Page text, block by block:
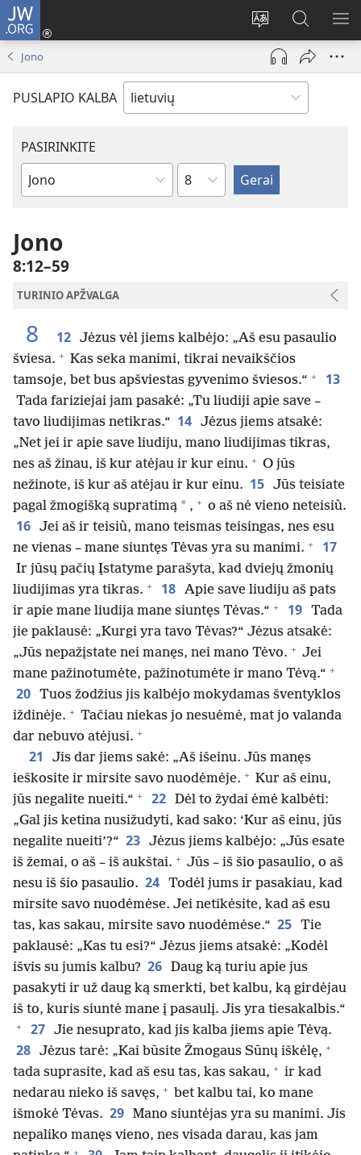
JW.ORG
Pakeisti
svetainės
kalbą
Prisijungti
(atsiveria
naujas
langas)
Paieška
svetainėje
JW.ORG
Jono
PUSLAPIO KALBA
PASIRINKITE
Biblijos
skyrius
Jono
8:12–59
TURINIO APŽVALGA
8 12 Jėzus vėl jiems kalbėjo: „Aš esu pasaulio
šviesa. + Kas seka manimi, tikrai nevaikščios
tamsoje, bet bus apšviestas gyvenimo šviesos.“ + 13
Tada fariziejai jam pasakė: „Tu liudiji apie save –
tavo liudijimas netikras.“ 14 Jėzus jiems atsakė:
„Net jei ir apie save liudiju, mano liudijimas tikras,
nes aš žinau, iš kur atėjau ir kur einu. + O jūs
nežinote, iš kur aš atėjau ir kur einu. 15 Jūs teisiate
pagal žmogišką supratimą * , + o aš nė vieno neteisiù.
16 Jei aš ir teisiù, mano teismas teisingas, nes esu
ne vienas – mane siuntęs Tėvas yra su manimi. + 17
Ir jūsų pačių Įstatyme parašyta, kad dviejų žmonių
liudijimas yra tikras. + 18 Apie save liudiju aš pats
ir apie mane liudija mane siuntęs Tėvas.“ + 19 Tada
jie paklausė: „Kurgi yra tavo Tėvas?“ Jėzus atsakė:
„Jūs nepažįstate nei manęs, nei mano Tėvo. + Jei
mane pažinotumėte, pažinotumėte ir mano Tėvą.“ +
20 Tuos žodžius jis kalbėjo mokydamas šventyklos
iždinėje. + Tačiau niekas jo nesuėmė, mat jo valanda
dar nebuvo atėjusi. +
21
Jis dar jiems sakė: „Aš išeinu. Jūs manęs
ieškosite ir mirsite savo nuodėmėje. + Kur aš einu,
jūs negalite nueiti.“ + 22 Dėl to žydai ėmė kalbėti:
„Gal jis ketina nusižudyti, kad sako: ‘Kur aš einu, jūs
negalite nueiti’?“ 23 Jėzus jiems kalbėjo: „Jūs esate
iš žemai, o aš – iš aukštai. + Jūs – iš šio pasaulio, o aš
nesu iš šio pasaulio. 24 Todėl jums ir pasakiau, kad
mirsite savo nuodėmėse. Jei netikėsite, kad aš esu
tas, kas sakau, mirsite savo nuodėmėse.“ 25 Tie
paklausė: „Kas tu esi?“ Jėzus jiems atsakė: „Kodėl
išvis su jumis kalbu? 26 Daug ką turiu apie jus
pasakyti ir už daug ką smerkti, bet kalbu, ką girdėjau
iš to, kuris siuntė mane į pasaulį. Jis yra tiesakalbis.“
+ 27 Jie nesuprato, kad jis kalba jiems apie Tėvą.
28 Jėzus tarė: „Kai būsite Žmogaus Sūnų iškėlę, +
tada suprasite, kad aš esu tas, kas sakau, + ir kad
nedarau nieko iš savęs, + bet kalbu tai, ko mane
išmokė Tėvas. 29 Mano siuntėjas yra su manimi. Jis
nepaliko manęs vieno, nes visada darau, kas jam
+